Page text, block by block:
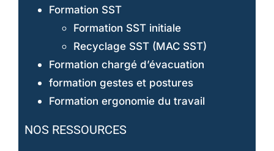
Formation SST
Formation SST initiale
Recyclage SST (MAC SST)
Formation chargé d’évacuation
formation gestes et postures
Formation ergonomie du travail
NOS RESSOURCES